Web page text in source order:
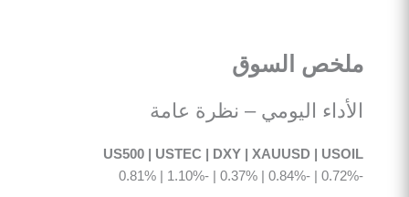
ملخص السوق
الأداء اليومي – نظرة عامة
US500 | USTEC | DXY | XAUUSD | USOIL
-0.72% | -0.84% | 0.37% | -1.10% | 0.81%